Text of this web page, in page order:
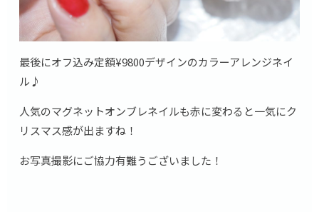
最後にオフ込み定額¥9800デザインのカラーアレンジネイ
ル♪
人気のマグネットオンブレネイルも赤に変わると一気にク
リスマス感が出ますね！
お写真撮影にご協力有難うございました！